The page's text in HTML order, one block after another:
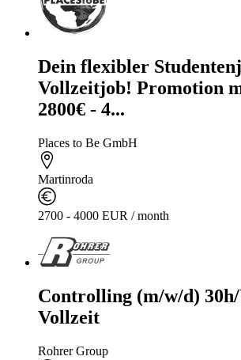
Dein flexibler
Vollzeitjob! Promotion
2800€ - 4...
Places to Be GmbH
Martinroda
2700 - 4000 EUR / month
Controlling (m/w/d)
Vollzeit
Rohrer Group